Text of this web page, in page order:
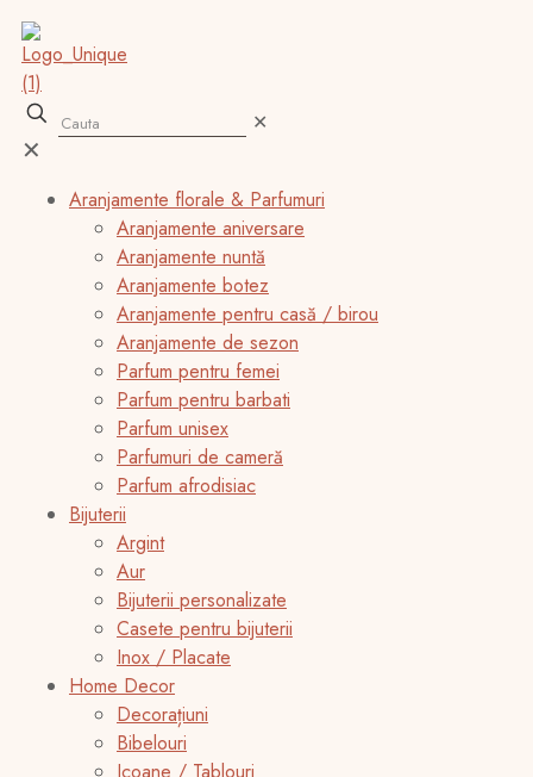
✕
✕
Aranjamente florale & Parfumuri
Aranjamente aniversare
Aranjamente nuntă
Aranjamente botez
Aranjamente pentru casă / birou
Aranjamente de sezon
Parfum pentru femei
Parfum pentru barbati
Parfum unisex
Parfumuri de cameră
Parfum afrodisiac
Bijuterii
Argint
Aur
Bijuterii personalizate
Casete pentru bijuterii
Inox / Placate
Home Decor
Decorațiuni
Bibelouri